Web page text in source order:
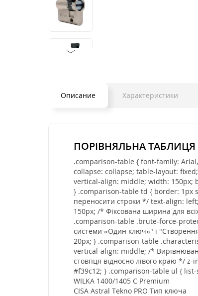
Описание Характеристики
ПОРІВНЯЛЬНА ТАБЛИЦЯ
.comparison-table { font-family:
collapse: collapse; table-layout:
vertical-align: middle; width: 150px;
} .comparison-table td { border: 1px
переносити строки */ text-align:
150px; /* Фіксована ширина для
.comparison-table .brute-force-
системи «Один ключ»" і
20px; } .comparison-table
vertical-align: middle; /*
стовпця відносно лівого краю */
#f39c12; } .comparison-table ul { list-
WILKA 1400/1405 C Premium
CISA Astral Tekno PRO Тип ключа